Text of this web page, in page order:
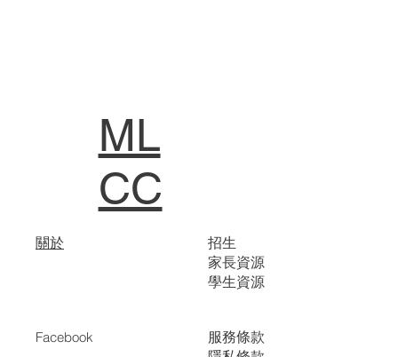
關於
招生
家長資源
學生資源
服務條款
Facebook
ML
CC